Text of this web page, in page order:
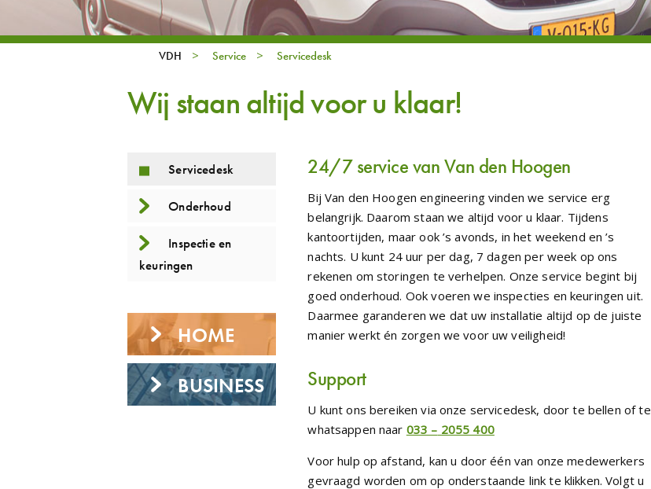
VDH > Service > Servicedesk
Wij staan altijd voor u klaar!
Servicedesk
Onderhoud
Inspectie en
keuringen
HOME
BUSINESS
24/7 service van Van den Hoogen
Bij Van den Hoogen engineering vinden we service erg
belangrijk. Daarom staan we altijd voor u klaar. Tijdens
kantoortijden, maar ook ’s avonds, in het weekend en ’s
nachts. U kunt 24 uur per dag, 7 dagen per week op ons
rekenen om storingen te verhelpen. Onze service begint bij
goed onderhoud. Ook voeren we inspecties en keuringen uit.
Daarmee garanderen we dat uw installatie altijd op de juiste
manier werkt én zorgen we voor uw veiligheid!
Support
U kunt ons bereiken via onze servicedesk, door te bellen of te
whatsappen naar 033 – 2055 400
Voor hulp op afstand, kan u door één van onze medewerkers
gevraagd worden om op onderstaande link te klikken. Volgt u